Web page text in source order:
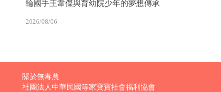
輪國手王韋傑與育幼院少年的夢想傳承
2026/08/06
關於無毒農
社團法人中華民國等家寶寶社會福利協會